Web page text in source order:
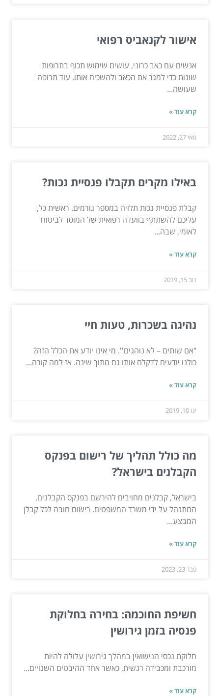
אישור לקנאביס רפואי
אנשים עם כאב כרוני, עושים שימוש תכוף בתרופות
שונות כדי למגר את הכאב ולהשכיח אותו. עוד תרופה
שעושה...
קרא עוד »
מאי 27, 2022
באילו מקרים תקבלו פנסיית נכות?
קבלת פנסיית נכות תלויה במספר גורמים. ראשית כל,
עליכם להשתתף בוועדה רפואית של המוסד לביטוח
לאומי, שבה...
קרא עוד »
נוב 15, 2019
נהיגה בשכרות, טעות חיי
"אם שותים – לא נוהגים''. מי אינו יודע את הכלל הזה?
כולנו יודעים לדקלם אותו גם מתוך שינה. אז למה קורה...
קרא עוד »
ינו 10, 2019
מה כולל תהליך של רישום בפנקס
הקבלנים בישראל?
בישראל, קבלנים מחויבים להירשם בפנקס הקבלנים,
המתנהל על ידי משרד המשפטים. רישום חובה לכל קבלן
המבצע...
קרא עוד »
פבר 23, 2023
חשיפת החוכמה: בחירה בחלוקת
פנסיה בזמן גירושין
חלוקת נכסי הנישואין במהלך גירושין עלולה להיות
מורכבת ומכבידה רגשית, כאשר אחד ההיבטים השנויים...
קרא עוד »